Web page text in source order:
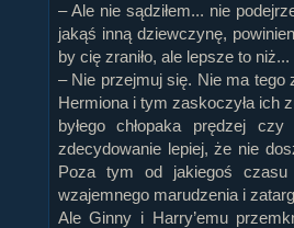
– Ale nie sądziłem... nie
jakąś inną dziewczynę,
by cię zraniło, ale lepsze to
– Nie przejmuj się. Nie ma tego
Hermiona i tym zaskoczyła ich
byłego chłopaka prędzej
zdecydowanie lepiej, że nie
Poza tym od jakiegoś
wzajemnego marudzenia i
Ale Ginny i Harry’emu